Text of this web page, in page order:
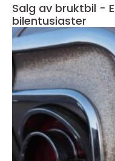
Salg av bruktbil -
bilentusiaster